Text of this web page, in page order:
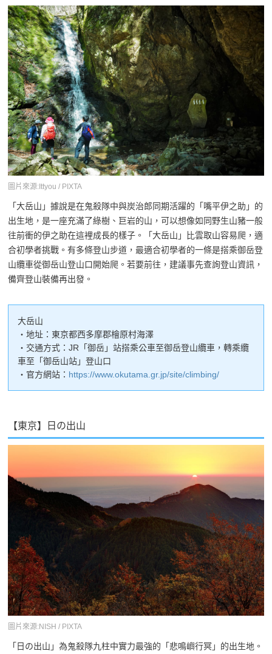
圖片來源:Ittyou / PIXTA
「大岳山」據說是在鬼殺隊中與炭治郎同期活躍的「嘴平伊之助」的
出生地，是一座充滿了綠樹、巨岩的山，可以想像如同野生山豬一般
往前衝的伊之助在這裡成長的樣子。「大岳山」比雲取山容易爬，適
合初學者挑戰。有多條登山步道，最適合初學者的一條是搭乘御岳登
山纜車從御岳山登山口開始爬。若要前往，建議事先查詢登山資訊，
備齊登山裝備再出發。
大岳山
・地址：東京都西多摩郡檜原村海澤
・交通方式：JR「御岳」站搭乘公車至御岳登山纜車，轉乘纜
車至「御岳山站」登山口
・官方網站： https://www.okutama.gr.jp/site/climbing/
【東京】日の出山
圖片來源:NISH / PIXTA
「日の出山」為鬼殺隊九柱中實力最強的「悲鳴嶼行冥」的出生地。